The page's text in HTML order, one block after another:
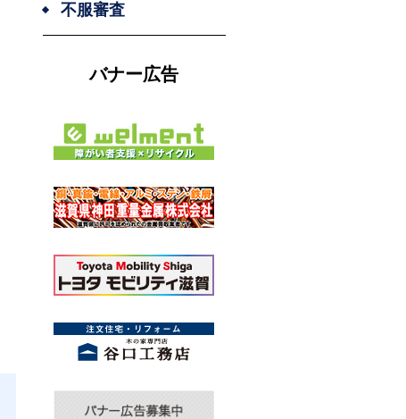
不服審査
バナー広告